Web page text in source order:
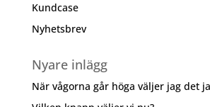
Kundcase
Nyhetsbrev
Nyare inlägg
När vågorna går höga väljer jag det